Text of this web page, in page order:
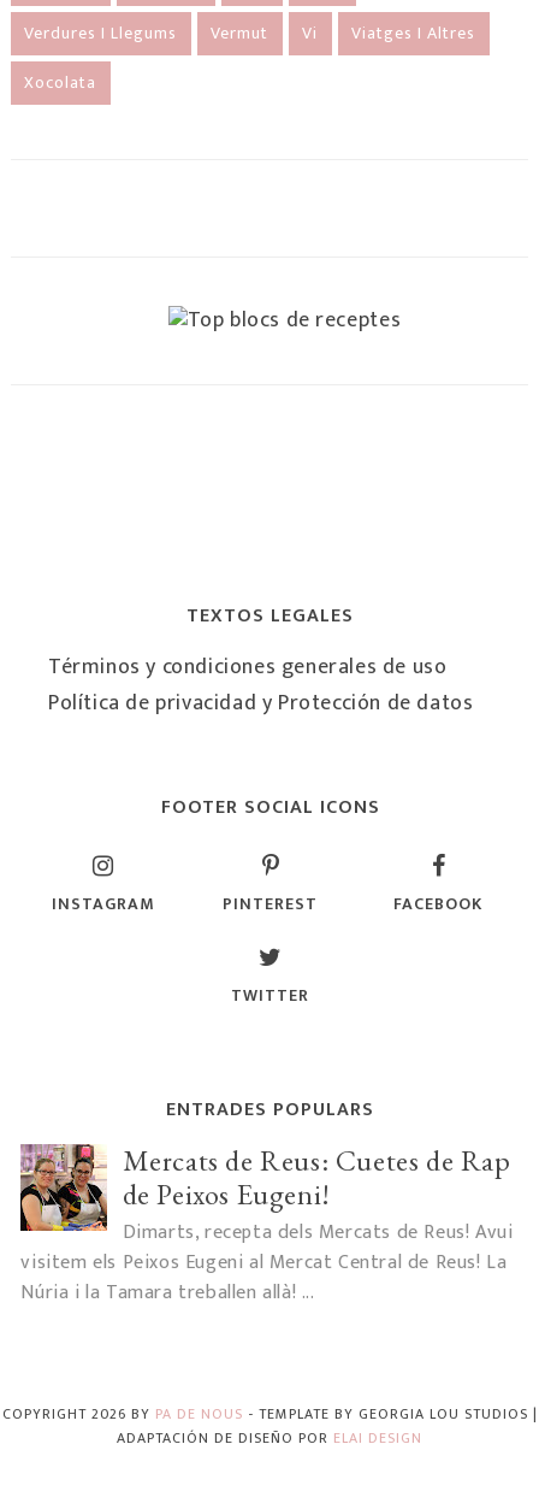
Verdures I Llegums
Vermut Vi
Viatges I Altres
Xocolata
TEXTOS LEGALES
Términos y condiciones generales de uso
Política de privacidad y Protección de datos
FOOTER SOCIAL ICONS
INSTAGRAM PINTEREST FACEBOOK
TWITTER
ENTRADES POPULARS
Mercats de Reus: Cuetes de Rap
de Peixos Eugeni!
Dimarts, recepta dels Mercats de Reus! Avui
visitem els Peixos Eugeni al Mercat Central de Reus! La
Núria i la Tamara treballen allà! ...
COPYRIGHT 2026 BY PA DE NOUS - TEMPLATE BY GEORGIA LOU STUDIOS |
ADAPTACIÓN DE DISEÑO POR ELAI DESIGN